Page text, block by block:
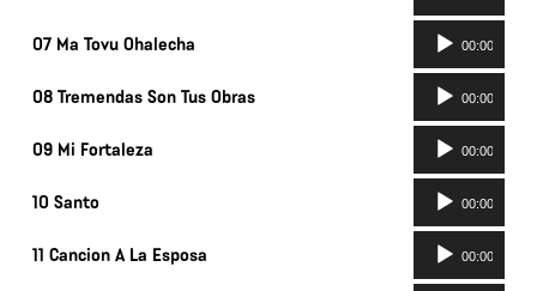
audio
07 Ma Tovu Ohalecha
audio
00:00
08 Tremendas Son Tus Obras
audio
00:00
09 Mi Fortaleza
audio
00:00
10 Santo
audio
00:00
11 Cancion A La Esposa
audio
00:00